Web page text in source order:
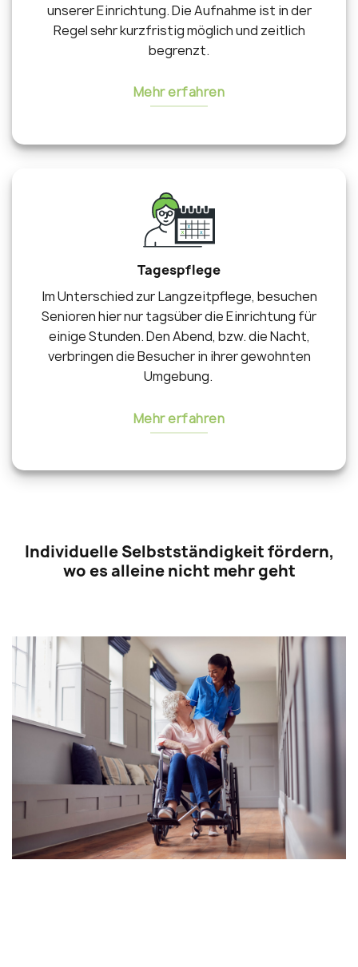
unserer Einrichtung. Die Aufnahme ist in der
Regel sehr kurzfristig möglich und zeitlich
begrenzt.
Mehr erfahren
Tagespflege
Im Unterschied zur Langzeitpflege, besuchen
Senioren hier nur tagsüber die Einrichtung für
einige Stunden. Den Abend, bzw. die Nacht,
verbringen die Besucher in ihrer gewohnten
Umgebung.
Mehr erfahren
Individuelle Selbstständigkeit fördern,
wo es alleine nicht mehr geht